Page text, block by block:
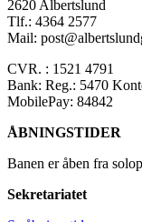
2620 Albertslund
Tlf.: 4364 2577
Mail:
CVR. : 1521 4791
Bank: Reg.: 5470
MobilePay: 84842
ÅBNINGSTIDER
Banen er åben fra
Sekretariatet